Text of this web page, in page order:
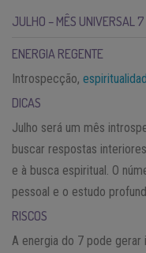
JULHO – MÊS UNIVERSAL
ENERGIA REGENTE
Introspecção,
DICAS
Julho será um mês
buscar respostas
e à busca espiritual. O
pessoal e o estudo
RISCOS
A energia do 7 pode gerar